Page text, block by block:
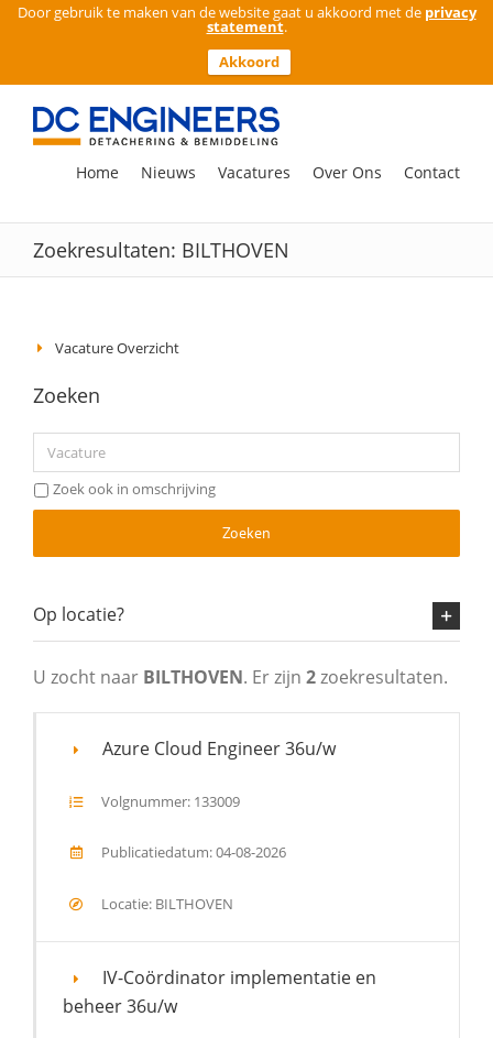
Door gebruik te maken van de website gaat u akkoord met de privacy
statement.
Akkoord
Ga
inhoud
naar:
Home Nieuws Vacatures Over Ons Contact
Zoekresultaten: BILTHOVEN
Vacature Overzicht
Zoeken
Zoek ook in omschrijving
Zoeken
Op locatie?
U zocht naar BILTHOVEN. Er zijn 2zoekresultaten.
Azure Cloud Engineer 36u/w
Volgnummer: 133009
Publicatiedatum: 04-08-2026
Locatie: BILTHOVEN
IV-Coördinator implementatie en
beheer 36u/w